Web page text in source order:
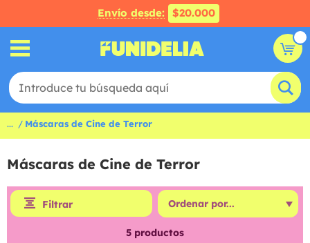
Envío desde: $20.000
... Máscaras de Cine de Terror
Máscaras de Cine de Terror
Filtrar
5 productos